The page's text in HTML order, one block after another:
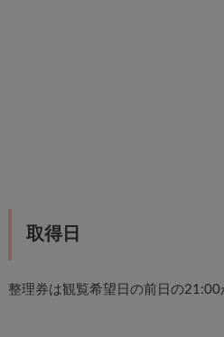
取得日
整理券は観覧希望日の前日の21:00